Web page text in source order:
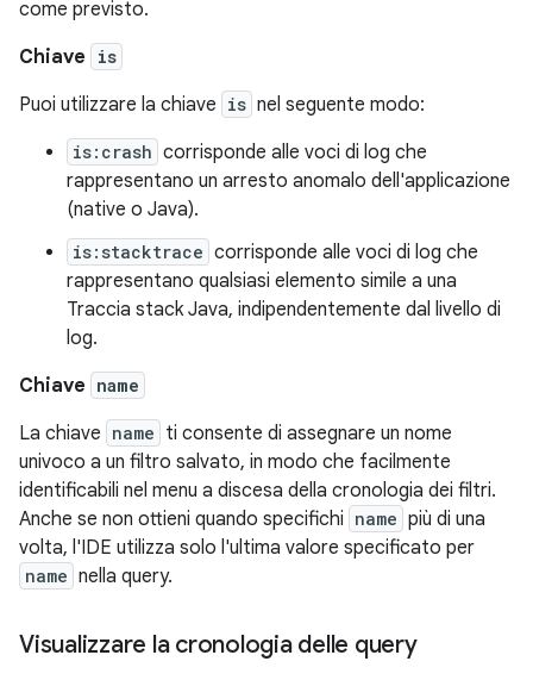
come previsto.
Chiave
is
Puoi utilizzare la chiave is nel seguente modo:
is:crash corrisponde alle voci di log che
rappresentano un arresto anomalo dell'applicazione
(native o Java).
is:stacktrace corrisponde alle voci di log che
rappresentano qualsiasi elemento simile a una
Traccia stack Java, indipendentemente dal livello di
log.
Chiave name
La chiave name ti consente di assegnare un nome
univoco a un filtro salvato, in modo che facilmente
identificabili nel menu a discesa della cronologia dei filtri.
Anche se non ottieni quando specifichi name più di una
volta, l'IDE utilizza solo l'ultima valore specificato per
name nella query.
Visualizzare la cronologia delle query